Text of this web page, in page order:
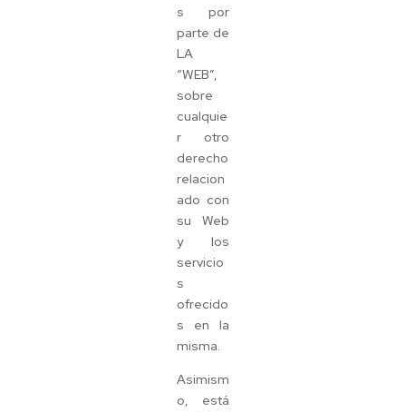
s por
parte de
LA
“WEB”,
sobre
cualquie
r otro
derecho
relacion
ado con
su Web
y los
servicio
s
ofrecido
s en la
misma.
Asimism
o, está